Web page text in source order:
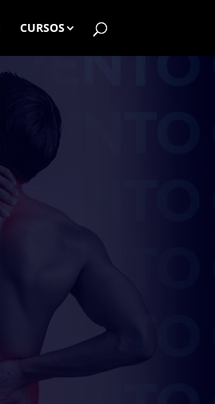
CURSOS